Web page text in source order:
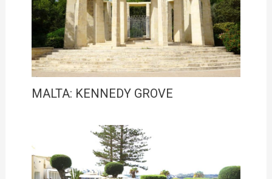
MALTA: KENNEDY GROVE